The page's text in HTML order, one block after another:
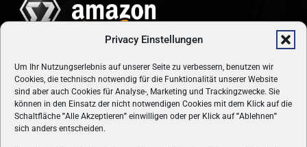
Privacy Einstellungen
Um Ihr Nutzungserlebnis auf unserer Seite zu verbessern, benutzen wir
Cookies, die technisch notwendig für die Funktionalität unserer Website
sind aber auch Cookies für Analyse-, Marketing und Trackingzwecke. Sie
können in den Einsatz der nicht notwendigen Cookies mit dem Klick auf die
Schaltfläche "Alle Akzeptieren" einwilligen oder per Klick auf"Ablehnen"
sich anders entscheiden.